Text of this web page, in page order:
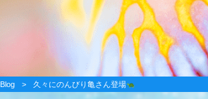
Blog > 久々にのんびり亀さん登場